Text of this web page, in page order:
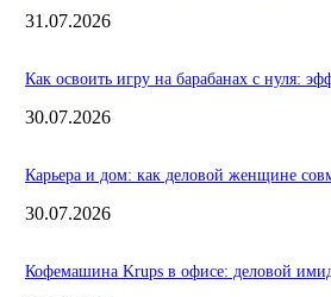
31.07.2026
Как освоить игру на барабанах с нуля:
30.07.2026
Карьера и дом: как деловой женщине
30.07.2026
Кофемашина Krups в офисе: деловой